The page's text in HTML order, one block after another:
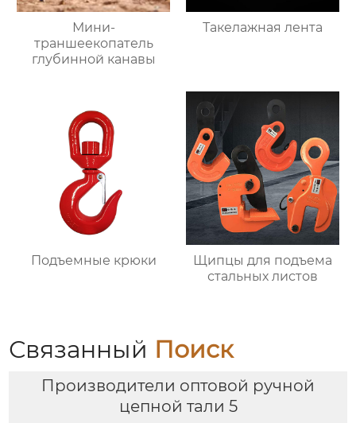
Мини-
траншеекопатель
глубинной канавы
Такелажная лента
Подъемные крюки
Щипцы для подъема
стальных листов
Связанный Поиск
Производители оптовой ручной
цепной тали 5